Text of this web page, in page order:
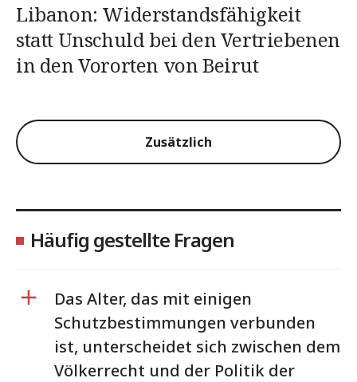
Libanon: Widerstandsfähigkeit
statt Unschuld bei den Vertriebenen
in den Vororten von Beirut
Zusätzlich
Häufig gestellte Fragen
Das Alter, das mit einigen
Schutzbestimmungen verbunden
ist, unterscheidet sich zwischen dem
Völkerrecht und der Politik der